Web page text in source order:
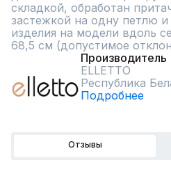
складкой, обработан
застежкой на одну петлю
изделия на модели вдоль
68,5 см (допустимое
Производитель
ELLETTO
Республика
Подробнее
Отзывы